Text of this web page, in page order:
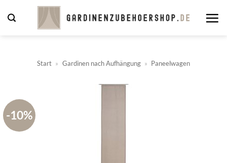
Inhalt
Start » Gardinen nach Aufhängung » Paneelwagen
-10%